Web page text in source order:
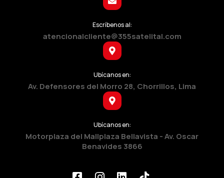
Escríbenos al:
atencionalcliente@355satelital.com
Ubícanos en:
Av. Defensores del Morro 28, Chorrillos, Lima
Ubícanos en:
Motorplaza del Mallplaza Bellavista - Av. Oscar
Benavides 3866